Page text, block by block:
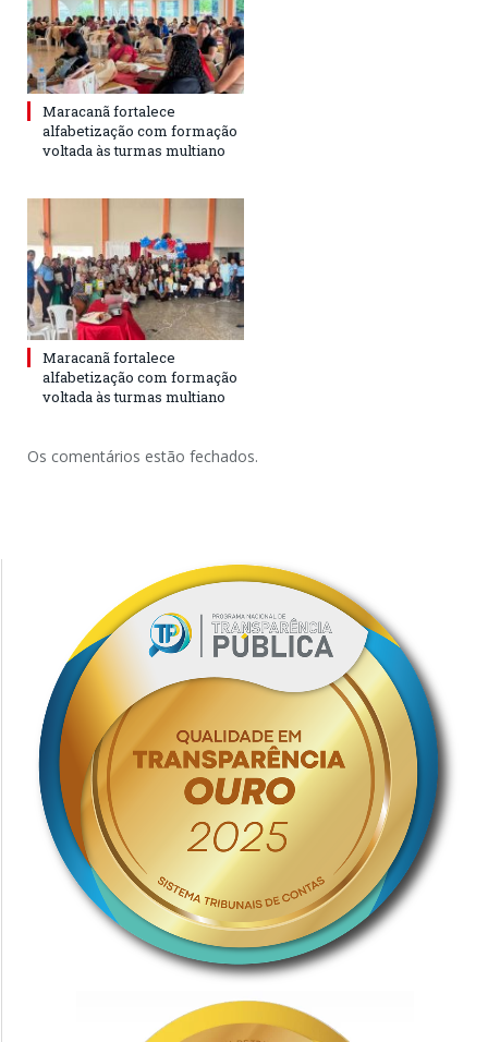
Maracanã fortalece
alfabetização com formação
voltada às turmas multiano
Maracanã fortalece
alfabetização com formação
voltada às turmas multiano
Os comentários estão fechados.